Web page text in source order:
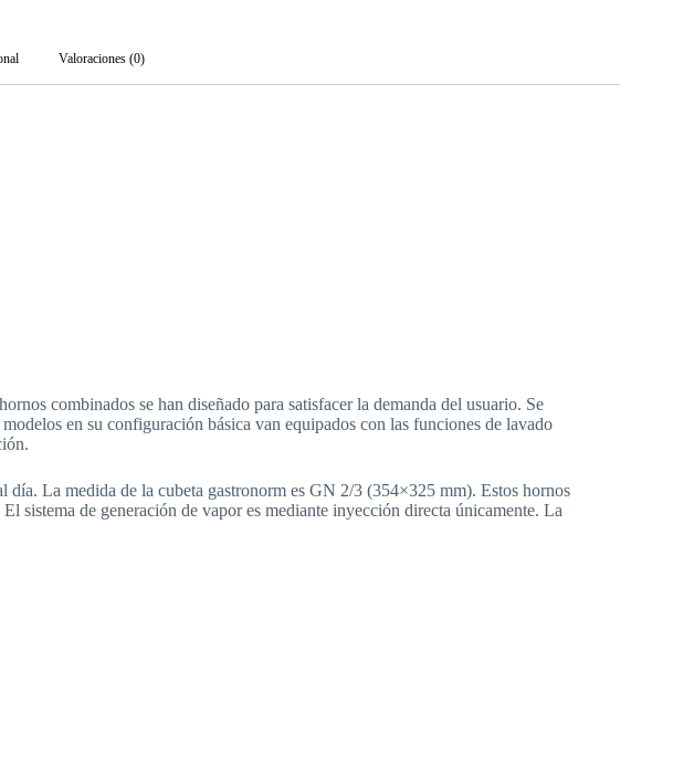
Valoraciones (0)
combinados se han diseñado para satisfacer la demanda del usuario. Se
en su configuración básica van equipados con las funciones de lavado
La medida de la cubeta gastronorm es GN 2/3 (354×325 mm). Estos hornos
sistema de generación de vapor es mediante inyección directa únicamente. La